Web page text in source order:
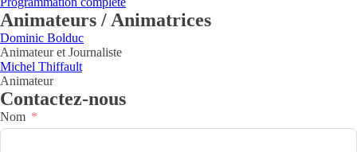
Animateurs / Animatrices
Dominic Bolduc
Animateur et Journaliste
Michel Thiffault
Animateur
Contactez-nous
Nom